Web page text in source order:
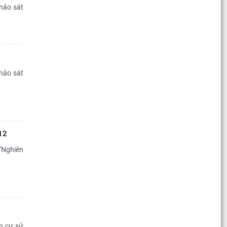
sát
sát